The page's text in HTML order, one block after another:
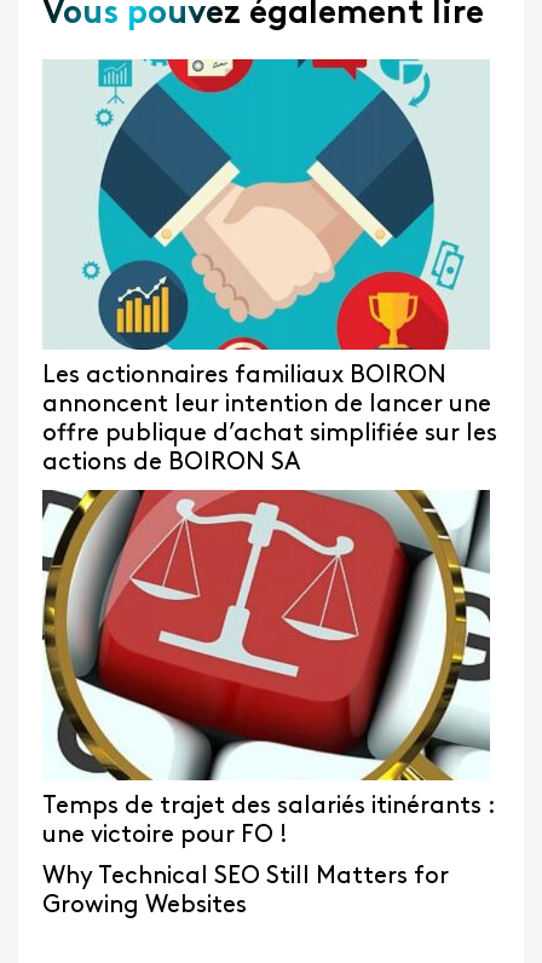
Vous pouvez également lire
Les actionnaires familiaux BOIRON
annoncent leur intention de lancer une
offre publique d’achat simplifiée sur les
actions de BOIRON SA
Temps de trajet des salariés itinérants :
une victoire pour FO !
Why Technical SEO Still Matters for
Growing Websites